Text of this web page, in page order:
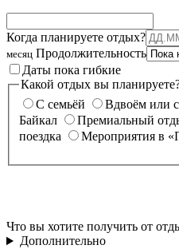
Когда планируете отдых?
месяц Продолжительность
Даты пока гибкие
Какой отдых вы
С семьёй
Вдвоём или
Байкал
Премиальный
поездка
Мероприятия в
Что вы хотите получить от
Дополнительно